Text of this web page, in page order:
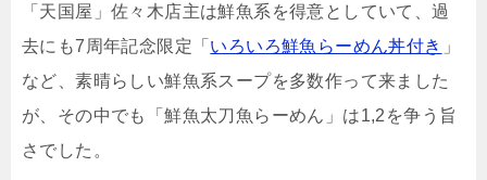
「天国屋」佐々木店主は鮮魚系を得意としていて、過
去にも7周年記念限定「 いろいろ鮮魚らーめん丼付き 」
など、素晴らしい鮮魚系スープを多数作って来ました
が、その中でも「鮮魚太刀魚らーめん」は1,2を争う旨
さでした。